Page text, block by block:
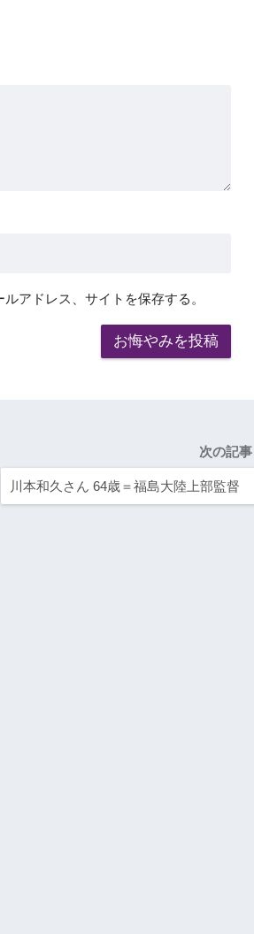
アドレス、サイトを保存する。
次の記事
川本和久さん 64歳＝福島大陸上部監督